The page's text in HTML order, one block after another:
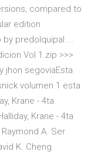
compared to
edition
by predolquipal ...
Vol 1.zip >>>
jhon segoviaEsta
volumen 1 esta
Krane - 4ta
Krane - 4ta
A. Ser
K. Cheng